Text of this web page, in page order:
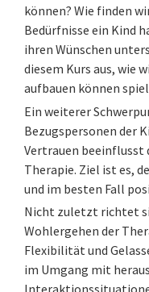
können? Wie finden
Bedürfnisse ein Kind
ihren Wünschen
diesem Kurs aus, wie
aufbauen können
Ein weiterer
Bezugspersonen der
Vertrauen beeinflusst
Therapie. Ziel ist es,
und im besten Fall
Nicht zuletzt richtet
Wohlergehen der
Flexibilität und
im Umgang mit